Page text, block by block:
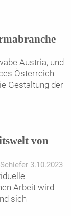
Austria, und
Österreich
Gestaltung der
von
3.10.2023
Arbeit wird
sich